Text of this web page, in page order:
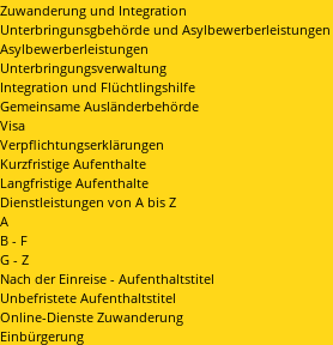
Zuwanderung und Integration
Unterbringunsgbehörde und Asylbewerberleistungen
Asylbewerberleistungen
Unterbringungsverwaltung
Integration und Flüchtlingshilfe
Gemeinsame Ausländerbehörde
Visa
Verpflichtungserklärungen
Kurzfristige Aufenthalte
Langfristige Aufenthalte
Dienstleistungen von A bis Z
A
B - F
G - Z
Nach der Einreise - Aufenthaltstitel
Unbefristete Aufenthaltstitel
Online-Dienste Zuwanderung
Einbürgerung